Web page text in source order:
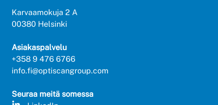
Karvaamokuja 2 A
00380 Helsinki
Asiakaspalvelu
+358 9 476 6766
info.fi@optiscangroup.com
Seuraa meitä somessa